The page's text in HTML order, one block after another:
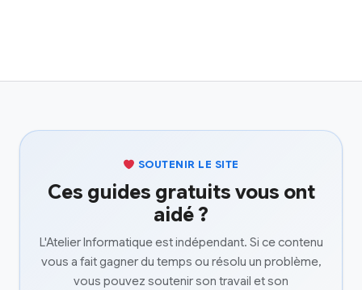
SOUTENIR LE SITE
Ces guides gratuits vous ont
aidé ?
L'Atelier Informatique est indépendant. Si ce contenu
vous a fait gagner du temps ou résolu un problème,
vous pouvez soutenir son travail et son